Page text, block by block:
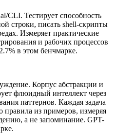
CLI. Тестирует способность
строки, писать shell-скрипты
Измеряет практические
и рабочих процессов
в этом бенчмарке.
. Корпус абстракции и
флюидный интеллект через
паттернов. Каждая задача
правила из примеров, измеряя
а не запоминание. GPT-